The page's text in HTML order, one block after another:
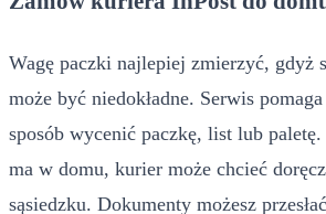
Wagę paczki najlepiej zmierzyć, gdyż
może być niedokładne. Serwis
sposób wycenić paczkę, list lub
ma w domu, kurier może chcieć
sąsiedzku. Dokumenty możesz